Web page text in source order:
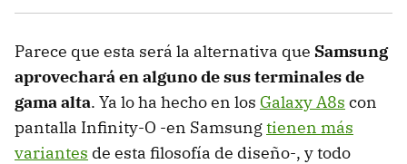
Parece que esta será la alternativa que Samsung
aprovechará en alguno de sus terminales de
gama alta. Ya lo ha hecho en los Galaxy A8s con
pantalla Infinity-O -en Samsungtienen más
variantes de esta filosofía de diseño-, y todo